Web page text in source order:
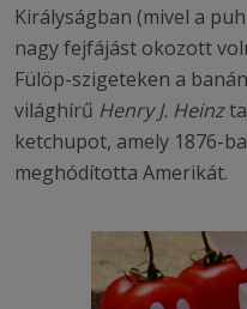
Királyságban (mivel a
nagy fejfájást okozott
Fülöp-szigeteken a
világhírű Henry J. Heinz
ketchupot, amely 1876-
meghódította Amerikát.